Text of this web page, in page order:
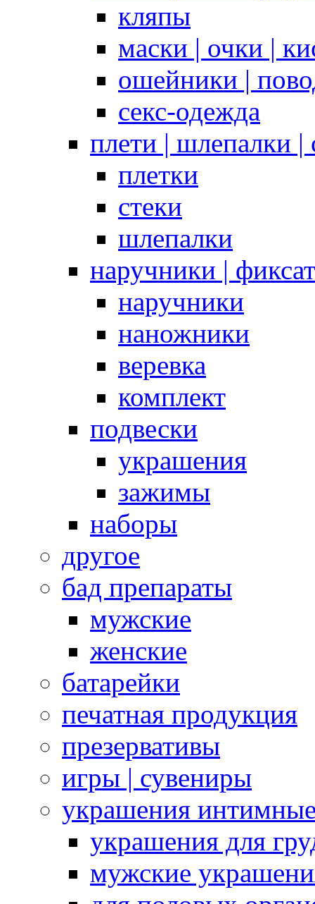
кляпы
маски | очки |
ошейники |
секс-одежда
плети | шлепалки |
плетки
стеки
шлепалки
наручники |
наручники
наножники
веревка
комплект
подвески
украшения
зажимы
наборы
другое
бад препараты
мужские
женские
батарейки
печатная продукция
презервативы
игры | сувениры
украшения
украшения для
мужские